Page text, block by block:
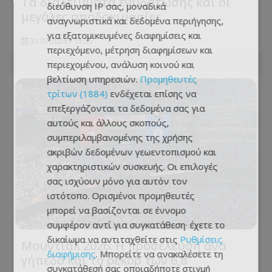
μεγάλες αποδοκιμασίες
31.07.2026 - 13:55
Μουντιάλ 2026: Η προσέλευση ανά
γήπεδο και το ρεκόρ των 6,8
διεύθυνση IP σας, μοναδικά
αναγνωριστικά και δεδομένα περιήγησης,
για εξατομικευμένες διαφημίσεις και
περιεχόμενο, μέτρηση διαφημίσεων και
περιεχομένου, ανάλυση κοινού και
βελτίωση υπηρεσιών. Προμηθευτές
τρίτων (1884) ενδέχεται επίσης να
επεξεργάζονται τα δεδομένα σας για
αυτούς και άλλους σκοπούς,
συμπεριλαμβανομένης της χρήσης
ακριβών δεδομένων γεωεντοπισμού και
χαρακτηριστικών συσκευής. Οι επιλογές
σας ισχύουν μόνο για αυτόν τον
ιστότοπο. Ορισμένοι προμηθευτές
μπορεί να βασίζονται σε έννομο
συμφέρον αντί για συγκατάθεση· έχετε το
δικαίωμα να αντιταχθείτε στις Ρυθμίσεις
διαφήμισης. Μπορείτε να ανακαλέσετε τη
συγκατάθεσή σας οποιαδήποτε στιγμή